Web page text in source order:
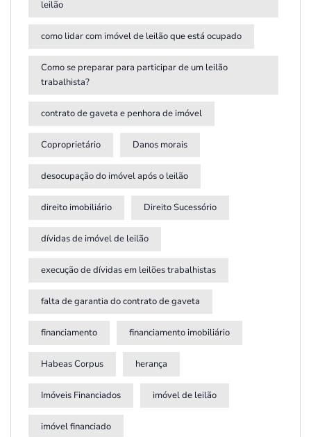
leilão
como lidar com imóvel de leilão que está ocupado
Como se preparar para participar de um leilão
trabalhista?
contrato de gaveta e penhora de imóvel
Coproprietário Danos morais
desocupação do imóvel após o leilão
direito imobiliário Direito Sucessório
dívidas de imóvel de leilão
execução de dívidas em leilões trabalhistas
falta de garantia do contrato de gaveta
financiamento financiamento imobiliário
Habeas Corpus herança
Imóveis Financiados imóvel de leilão
imóvel financiado